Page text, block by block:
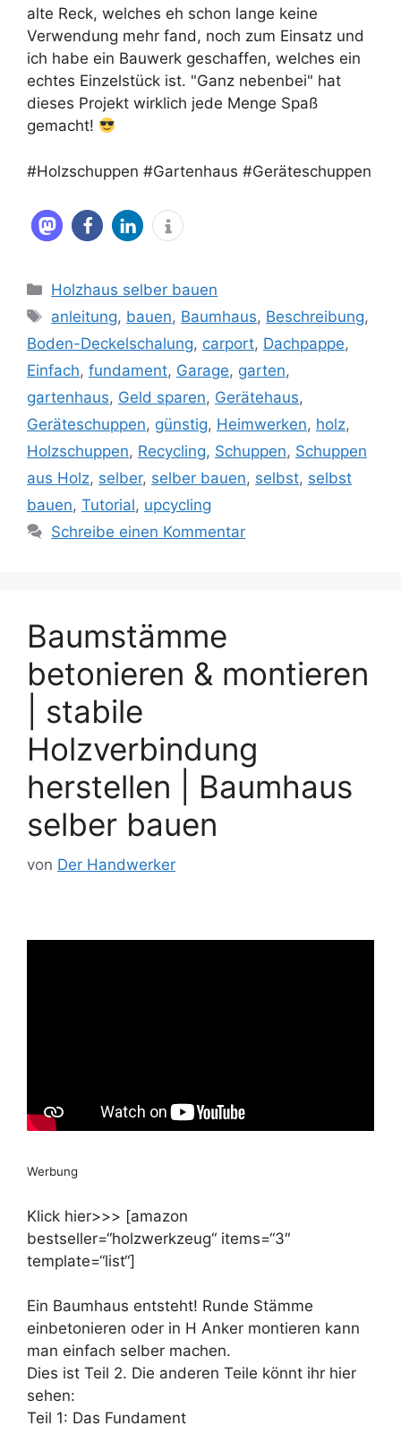
alte Reck, welches eh schon lange keine
Verwendung mehr fand, noch zum Einsatz und
ich habe ein Bauwerk geschaffen, welches ein
echtes Einzelstück ist. "Ganz nebenbei" hat
dieses Projekt wirklich jede Menge Spaß
gemacht!
#Holzschuppen #Gartenhaus #Geräteschuppen
Kategorien
Holzhaus selber bauen
Schlagwörter
anleitung, bauen, Baumhaus, Beschreibung,
Boden-Deckelschalung, carport, Dachpappe,
Einfach, fundament, Garage, garten,
gartenhaus, Geld sparen, Gerätehaus,
Geräteschuppen, günstig, Heimwerken, holz,
Holzschuppen, Recycling, Schuppen, Schuppen
aus Holz, selber, selber bauen, selbst, selbst
bauen, Tutorial, upcycling
Schreibe einen Kommentar
Baumstämme
betonieren & montieren
| stabile
Holzverbindung
herstellen | Baumhaus
selber bauen
von Der Handwerker
Werbung
Klick hier>>> [amazon
bestseller=“holzwerkzeug“ items=“3″
template=“list“]
Ein Baumhaus entsteht! Runde Stämme
einbetonieren oder in H Anker montieren kann
man einfach selber machen.
Dies ist Teil 2. Die anderen Teile könnt ihr hier
sehen:
Teil 1: Das Fundament